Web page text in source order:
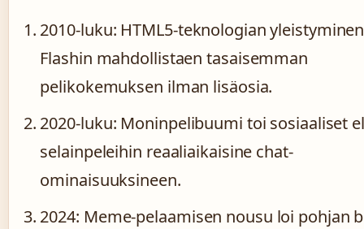
2010-luku: HTML5-teknologian
Flashin mahdollistaen tasaisemman
pelikokemuksen ilman lisäosia.
2020-luku: Moninpelibuumi toi sosiaaliset
selainpeleihin reaaliaikaisine chat-
ominaisuuksineen.
2024: Meme-pelaamisen nousu loi pohjan